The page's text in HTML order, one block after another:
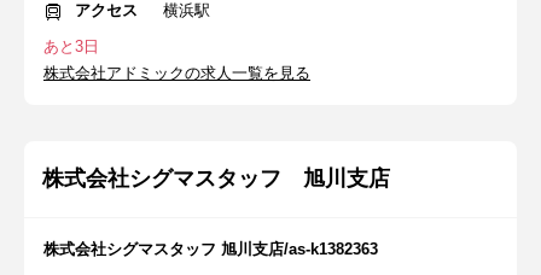
アクセス
横浜駅
あと3日
株式会社アドミックの求人一覧を見る
株式会社シグマスタッフ 旭川支店
株式会社シグマスタッフ 旭川支店/as-k1382363